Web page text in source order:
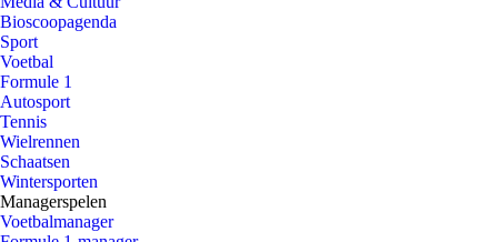
Bioscoopagenda
Sport
Voetbal
Formule 1
Autosport
Tennis
Wielrennen
Schaatsen
Wintersporten
Managerspelen
Voetbalmanager